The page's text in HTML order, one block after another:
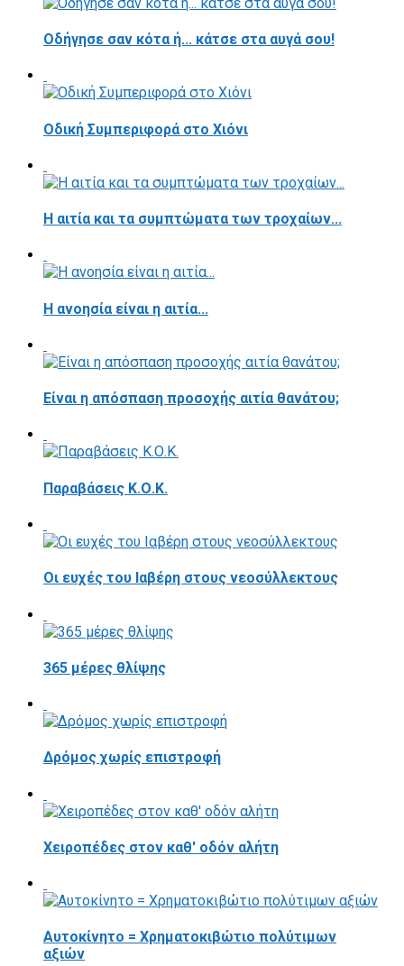
Οδήγησε σαν κότα ή... κάτσε στα αυγά σου!
Οδική Συμπεριφορά στο Χιόνι
Η αιτία και τα συμπτώματα των τροχαίων...
Η ανοησία είναι η αιτία...
Είναι η απόσπαση προσοχής αιτία θανάτου;
Παραβάσεις Κ.Ο.Κ.
Οι ευχές του Ιαβέρη στους νεοσύλλεκτους
365 μέρες θλίψης
Δρόμος χωρίς επιστροφή
Χειροπέδες στον καθ' οδόν αλήτη
Αυτοκίνητο = Χρηματοκιβώτιο πολύτιμων
αξιών